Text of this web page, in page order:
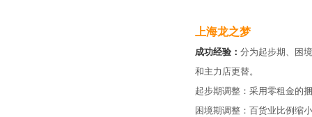
上海龙之梦
成功经验： 分为起步期、困
和主力店更替。
起步期调整：采用零租金的
困境期调整：百货业比例缩